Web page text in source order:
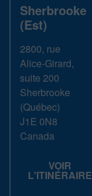
Sherbrooke
(Est)
2800, rue
Alice-Girard,
suite 200
Sherbrooke
(Québec)
J1E 0N8
Canada
VOIR
L'ITINÉRAIRE